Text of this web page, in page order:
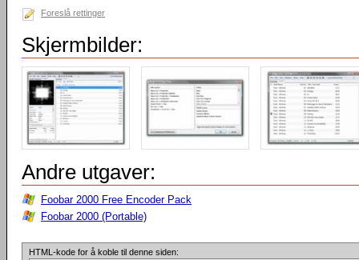
Foreslå rettinger
Skjermbilder:
Andre utgaver:
Foobar 2000 Free Encoder Pack
Foobar 2000 (Portable)
HTML-kode for å koble til denne siden: